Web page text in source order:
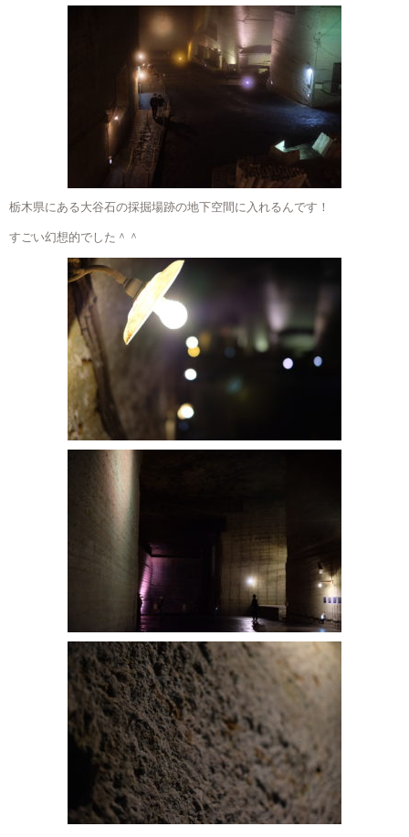
栃木県にある大谷石の採掘場跡の地下空間に入れるんです！
すごい幻想的でした＾＾